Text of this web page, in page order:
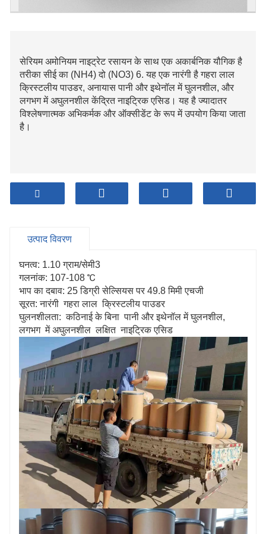
सेरियम अमोनियम नाइट्रेट रसायन के साथ एक अकार्बनिक यौगिक है
तरीका सीई का (NH4) दो (NO3) 6. यह एक नारंगी है गहरा लाल
क्रिस्टलीय पाउडर, अनायास पानी और इथेनॉल में घुलनशील, और
लगभग में अघुलनशील केंद्रित नाइट्रिक एसिड। यह है ज्यादातर
विश्लेषणात्मक अभिकर्मक और ऑक्सीडेंट के रूप में उपयोग किया जाता
है।
उत्पाद विवरण
घनत्व: 1.10 ग्राम/सेमी3
गलनांक: 107-108 ℃
भाप का दबाव: 25 डिग्री सेल्सियस पर 49.8 मिमी एचजी
सूरत: नारंगी गहरा लाल क्रिस्टलीय पाउडर
घुलनशीलता: कठिनाई के बिना पानी और इथेनॉल में घुलनशील,
लगभग में अघुलनशील लक्षित नाइट्रिक एसिड